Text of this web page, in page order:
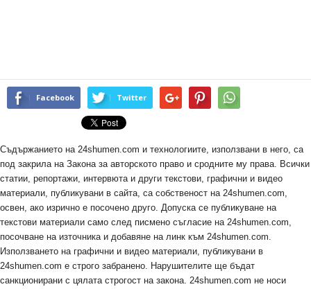
Facebook Twitter
Съдържанието на 24shumen.com и технологиите, използвани в него, са
под закрила на Закона за авторското право и сродните му права. Всички
статии, репортажи, интервюта и други текстови, графични и видео
материали, публикувани в сайта, са собственост на 24shumen.com,
освен, ако изрично е посочено друго. Допуска се публикуване на
текстови материали само след писмено съгласие на 24shumen.com,
посочване на източника и добавяне на линк към 24shumen.com.
Използването на графични и видео материали, публикувани в
24shumen.com е строго забранено. Нарушителите ще бъдат
санкционирани с цялата строгост на закона. 24shumen.com не носи